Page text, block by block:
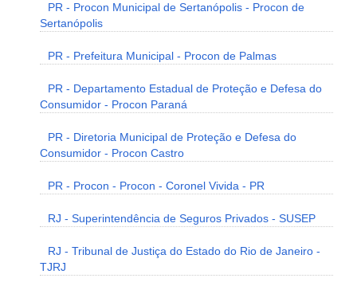
PR - Procon Municipal de Sertanópolis - Procon de
Sertanópolis
PR - Prefeitura Municipal - Procon de Palmas
PR - Departamento Estadual de Proteção e Defesa do
Consumidor - Procon Paraná
PR - Diretoria Municipal de Proteção e Defesa do
Consumidor - Procon Castro
PR - Procon - Procon - Coronel Vivida - PR
RJ - Superintendência de Seguros Privados - SUSEP
RJ - Tribunal de Justiça do Estado do Rio de Janeiro -
TJRJ